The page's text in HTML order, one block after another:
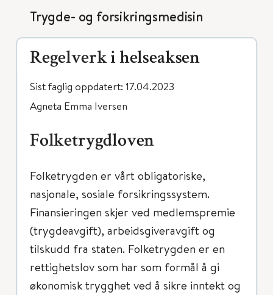
Trygde- og forsikringsmedisin
Regelverk i helseaksen
Sist faglig oppdatert: 17.04.2023
Agneta Emma Iversen
Folketrygdloven
Folketrygden er vårt obligatoriske,
nasjonale, sosiale forsikringssystem.
Finansieringen skjer ved medlemspremie
(trygdeavgift), arbeidsgiveravgift og
tilskudd fra staten. Folketrygden er en
rettighetslov som har som formål å gi
økonomisk trygghet ved å sikre inntekt og